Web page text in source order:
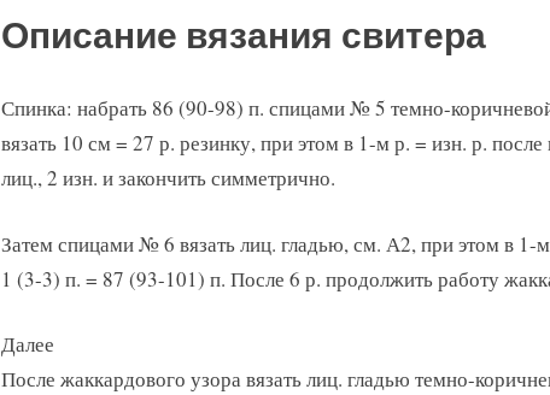
Описание вязания свитера
Спинка: набрать 86 (90-98) п. спицами № 5 темно-
вязать 10 см = 27 р. резинку, при этом в 1-м р. = изн. р. после
лиц., 2 изн. и закончить симметрично.
Затем спицами № 6 вязать лиц. гладью, см. А2, при этом в 1-
1 (3-3) п. = 87 (93-101) п. После 6 р. продолжить работу
Далее
После жаккардового узора вязать лиц. гладью темно-